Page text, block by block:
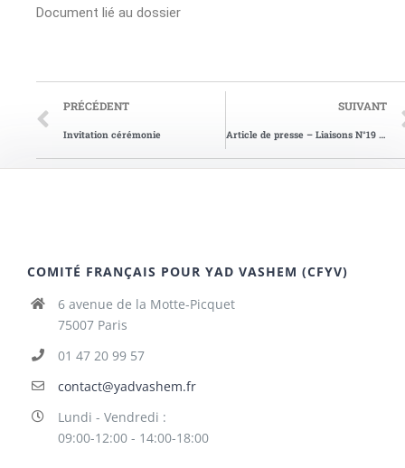
Document lié au dossier
PRÉCÉDENT
Invitation cérémonie
SUIVANT
Article de presse – Liaisons N°19 septembre 2001
COMITÉ FRANÇAIS POUR YAD VASHEM (CFYV)
6 avenue de la Motte-Picquet
75007 Paris
01 47 20 99 57
contact@yadvashem.fr
Lundi - Vendredi :
09:00-12:00 - 14:00-18:00